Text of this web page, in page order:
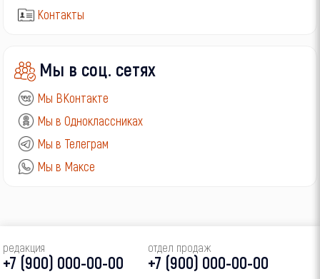
Контакты
Мы в соц. сетях
Мы ВКонтакте
Мы в Одноклассниках
Мы в Телеграм
Мы в Максе
редакция
+7 (900) 000-00-00
отдел продаж
+7 (900) 000-00-00